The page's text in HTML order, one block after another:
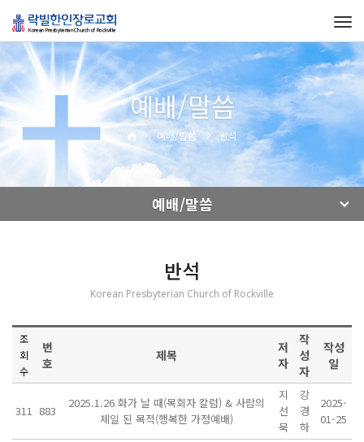
예배/말씀
예배/말씀 반석
예배/말씀
반석
Korean Presbyterian Church of Rockville
조
회
수
번
호
제목
저
자
작
성
자
작성
일
311 883
2025.1.26 화가 날 때(목회자 칼럼) & 사람의
제일 된 목적(행복한 가정예배)
지
선
묵
강
경
하
2025-
01-25